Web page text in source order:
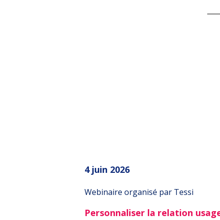
4 juin 2026
Webinaire organisé par Tessi
Personnaliser la relation